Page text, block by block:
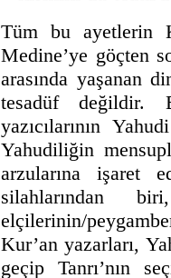
Tüm bu ayetlerin
Medine’ye göçten
arasında yaşanan
tesadüf değildir.
yazıcılarının
Yahudiliğin
arzularına işaret
silahlarından
elçilerinin/
Kur’an yazarları,
geçip Tanrı’nın